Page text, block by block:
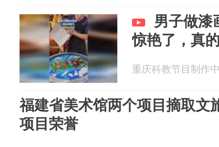
男子做漆
惊艳了，真
重庆科教节目制作
福建省美术馆两个项目摘取文
项目荣誉